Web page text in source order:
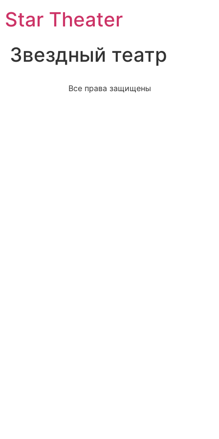
Star Theater
Звездный театр
Все права защищены